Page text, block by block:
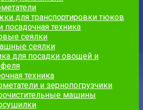
для транспортировки тюков
посадочная техника
сеялки
сеялки
для посадки овощей и
техника
и зернопогрузчики
машины